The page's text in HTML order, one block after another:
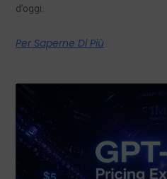
d’oggi.
Per Saperne Di Più